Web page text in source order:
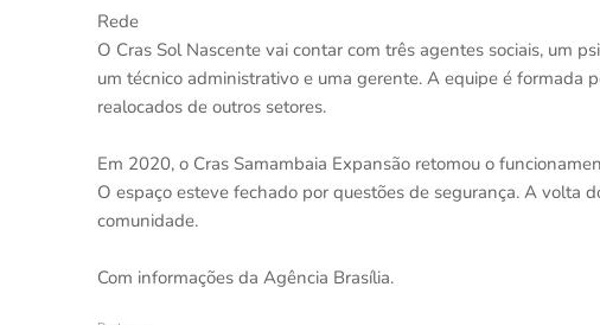
Rede
O Cras Sol Nascente vai contar com três agentes sociais, um
um técnico administrativo e uma gerente. A equipe é formada
realocados de outros setores.
Em 2020, o Cras Samambaia Expansão retomou o
O espaço esteve fechado por questões de segurança. A volta
comunidade.
Com informações da Agência Brasília.